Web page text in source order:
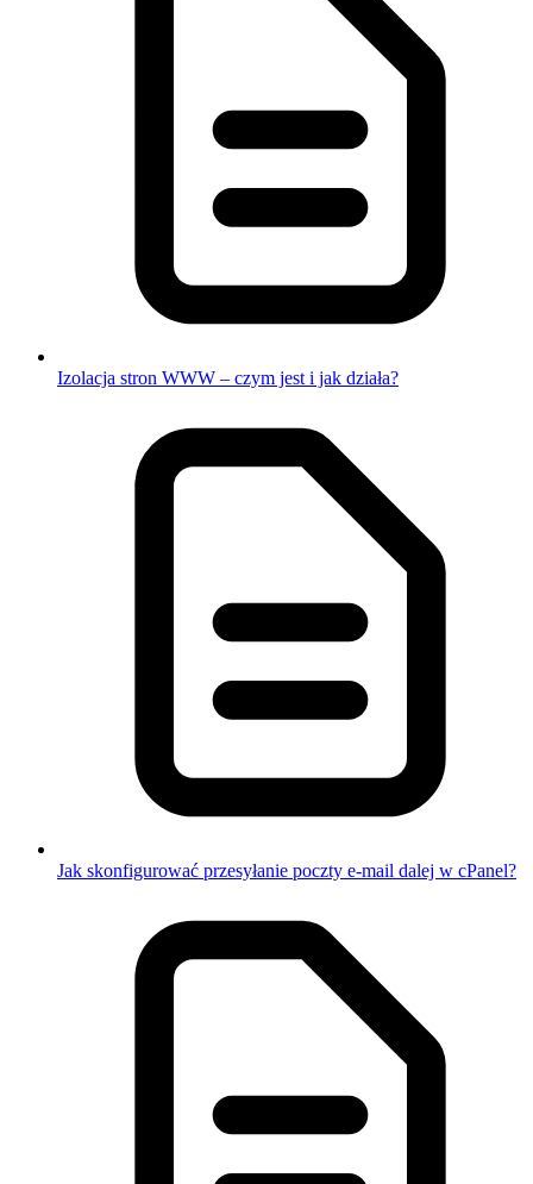
Izolacja stron WWW – czym jest i jak działa?
Jak skonfigurować przesyłanie poczty e-mail dalej w cPanel?